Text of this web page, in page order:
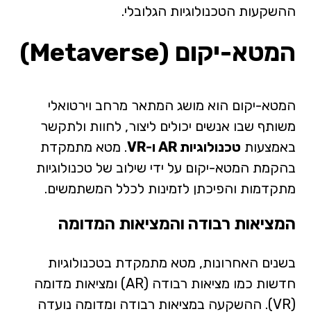
ההשקעות הטכנולוגיות הגלובלי.
המטא-יקום (Metaverse)
המטא-יקום הוא מושג המתאר מרחב וירטואלי
משותף שבו אנשים יכולים ליצור, לחוות ולתקשר
באמצעות טכנולוגיות AR ו-VR
. מטא מתמקדת
בהקמת המטא-יקום על ידי שילוב של טכנולוגיות
מתקדמות והפיכתן לזמינות לכלל המשתמשים.
המציאות רבודה והמציאות המדומה
בשנים האחרונות, מטא מתמקדת בטכנולוגיות
חדשות כמו מציאות רבודה (AR) ומציאות מדומה
(VR). ההשקעה במציאות רבודה ומדומה נועדה